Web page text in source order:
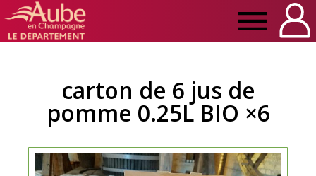
Aube
carton de 6 jus de
pomme 0.25L BIO ×6